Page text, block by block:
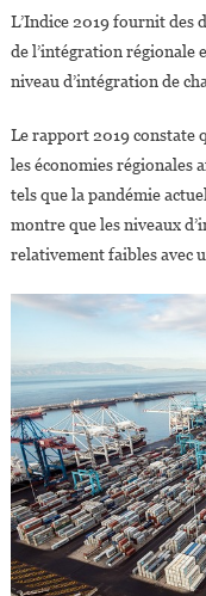
L’Indice 2019 fournit des
de l’intégration régionale
niveau d’intégration de
Le rapport 2019 constate
les économies régionales
tels que la pandémie
montre que les niveaux
relativement faibles avec